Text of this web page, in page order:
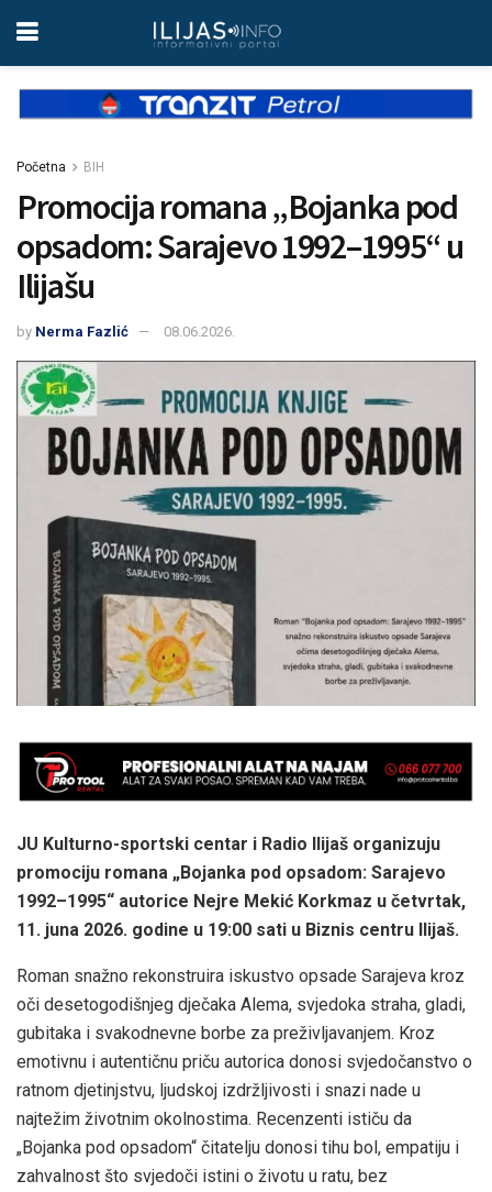
Početna BIH
Promocija romana „Bojanka pod
opsadom: Sarajevo 1992–1995“ u
Ilijašu
by Nerma Fazlić 08.06.2026.
JU Kulturno-sportski centar i Radio Ilijaš organizuju
promociju romana „Bojanka pod opsadom: Sarajevo
1992–1995“ autorice Nejre Mekić Korkmaz u četvrtak,
11. juna 2026. godine u 19:00 sati u Biznis centru Ilijaš.
Roman snažno rekonstruira iskustvo opsade Sarajeva kroz
oči desetogodišnjeg dječaka Alema, svjedoka straha, gladi,
gubitaka i svakodnevne borbe za preživljavanjem. Kroz
emotivnu i autentičnu priču autorica donosi svjedočanstvo o
ratnom djetinjstvu, ljudskoj izdržljivosti i snazi nade u
najtežim životnim okolnostima. Recenzenti ističu da
„Bojanka pod opsadom“ čitatelju donosi tihu bol, empatiju i
zahvalnost što svjedoči istini o životu u ratu, bez